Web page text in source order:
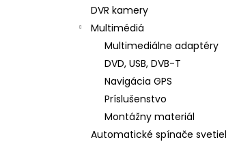
DVR kamery
Multimédiá
Multimediálne adaptéry
DVD, USB, DVB-T
Navigácia GPS
Príslušenstvo
Montážny materiál
Automatické spínače svetiel